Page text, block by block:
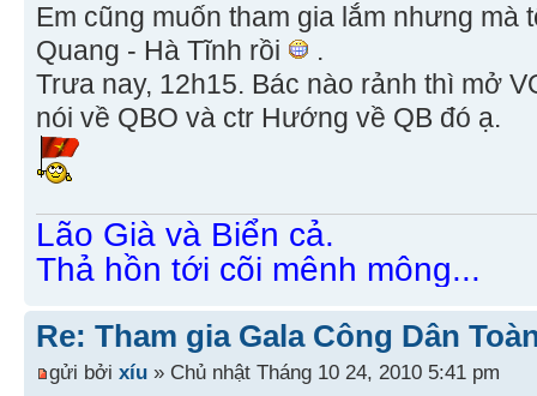
Em cũng muốn tham gia lắm nhưng mà
Quang - Hà Tĩnh rồi
.
Trưa nay, 12h15. Bác nào rảnh thì mở
nói về QBO và ctr Hướng về QB đó ạ.
Lão Già và Biển cả.
Thả hồn tới cõi mênh mông...
Re: Tham gia Gala Công Dân
gửi bởi xíu » Chủ nhật Tháng 10 24, 2010 5:41 pm